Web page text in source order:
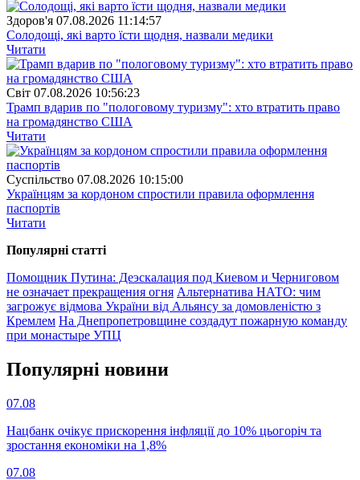
Здоров'я 07.08.2026 11:14:57
Солодощі, які варто їсти щодня, назвали медики
Читати
Свiт 07.08.2026 10:56:23
Трамп вдарив по "пологовому туризму": хто втратить право
на громадянство США
Читати
Суспiльство 07.08.2026 10:15:00
Українцям за кордоном спростили правила оформлення
паспортів
Читати
Популярнi статтi
Помощник Путина: Деэскалация под Киевом и Черниговом
не означает прекращения огня Альтернатива НАТО: чим
загрожує відмова України від Альянсу за домовленістю з
Кремлем На Днепропетровщине создадут пожарную команду
при монастыре УПЦ
Популярнi новини
07.08
Нацбанк очікує прискорення інфляції до 10% цьогоріч та
зростання економіки на 1,8%
07.08